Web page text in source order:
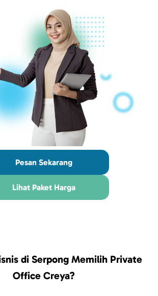
Pesan Sekarang
Lihat Paket Harga
di Serpong Memilih Private
Office Creya?